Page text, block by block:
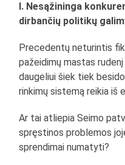
I. Nesąžininga
dirbančių politikų
Precedentų neturintis
pažeidimų mastas
daugeliui šiek tiek
rinkimų sistemą reikia iš
Ar tai atliepia Seimo
spręstinos problemos
sprendimai numatyti?